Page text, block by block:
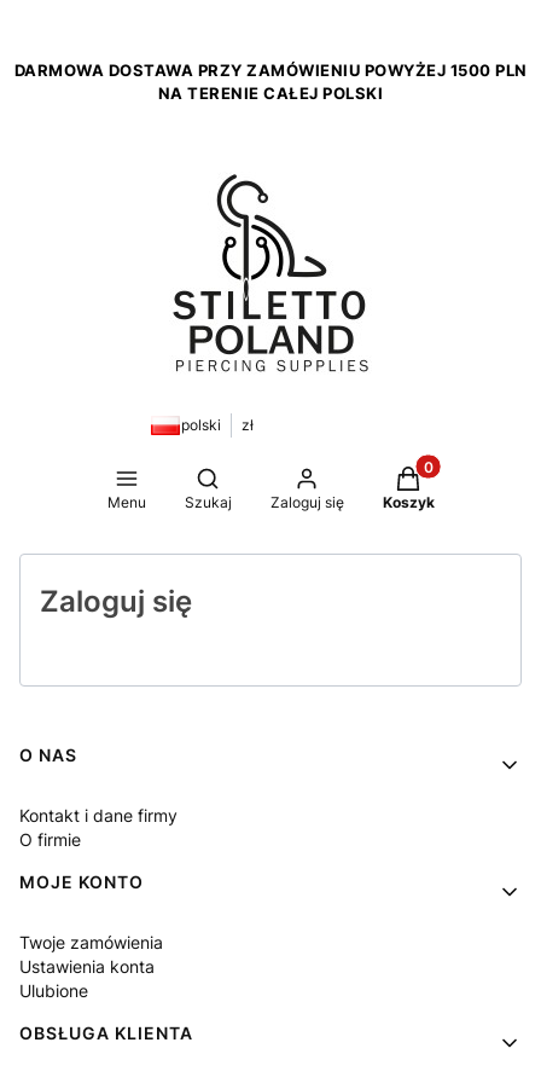
DARMOWA DOSTAWA PRZY ZAMÓWIENIU POWYŻEJ 1500 PLN
NA TERENIE CAŁEJ POLSKI
polski zł
Menu
Otwórz wyszukiwarkę
Szukaj Zaloguj się
Produkty w
Koszyk
Zaloguj się
Linki w stopce
O NAS
Kontakt i dane firmy
O firmie
MOJE KONTO
Twoje zamówienia
Ustawienia konta
Ulubione
OBSŁUGA KLIENTA